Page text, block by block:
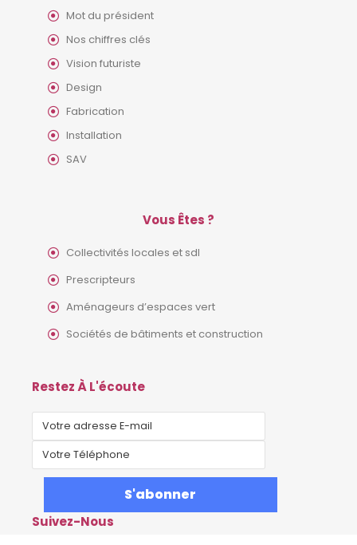
Mot du président
Nos chiffres clés
Vision futuriste
Design
Fabrication
Installation
SAV
Vous Êtes ?
Collectivités locales et sdl
Prescripteurs
Aménageurs d’espaces vert
Sociétés de bâtiments et construction
Restez À L'écoute
Suivez-Nous